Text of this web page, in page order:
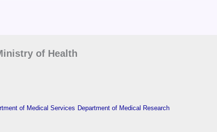
of Health
of Medical Services Department of Medical Research